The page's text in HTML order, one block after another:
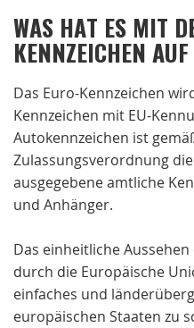
WAS HAT ES MIT
KENNZEICHEN
Das Euro-Kennzeichen
Kennzeichen mit EU-
Autokennzeichen ist
Zulassungsverordnung
ausgegebene amtliche
und Anhänger.
Das einheitliche
durch die Europäische
einfaches und
europäischen Staaten zu